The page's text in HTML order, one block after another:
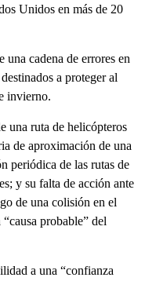
Unidos en más de 20
cadena de errores en
a proteger al
invierno.
una ruta de helicópteros
de aproximación de una
periódica de las rutas de
y su falta de acción ante
de una colisión en el
probable” del
a una “confianza